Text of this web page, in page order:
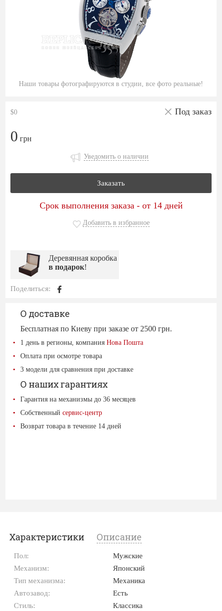
Наши товары фотографируются в студии, все фото реальные!
$0 Под заказ
0 грн
Уведомить о наличии
Заказать
Срок выполнения заказа - от 14 дней
Добавить в избранное
Деревянная коробка
в подарок!
Поделиться:
О доставке
Бесплатная по Киеву при заказе от 2500 грн.
1 день в регионы, компанияНова Пошта
Оплата при осмотре товара
3 модели для сравнения при доставке
О наших гарантиях
Гарантия на механизмы до 36 месяцев
Собственныйсервис-центр
Возврат товара в течение 14 дней
Характеристики Описание
Пол:
Мужские
Механизм:
Японский
Тип механизма:
Механика
Автозавод:
Есть
Стиль:
Классика